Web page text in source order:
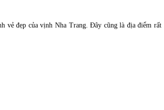
vẻ đẹp của vịnh Nha Trang. Đây cũng là địa điểm